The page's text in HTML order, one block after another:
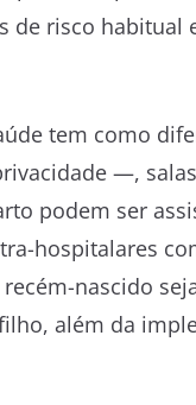
de risco habitual
tem como
—,
podem ser
hospitalares
nascido
além da